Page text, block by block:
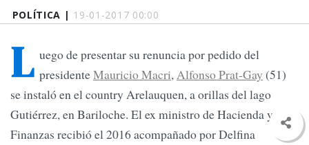
POLÍTICA | 19-01-2017 00:00
L uego de presentar su renuncia por pedido del
presidenteMauricio Macri,Alfonso Prat-Gay (51)
se instaló en el country Arelauquen, a orillas del lago
Gutiérrez, en Bariloche. El ex ministro de Hacienda y
Finanzas recibió el 2016 acompañado por Delfina